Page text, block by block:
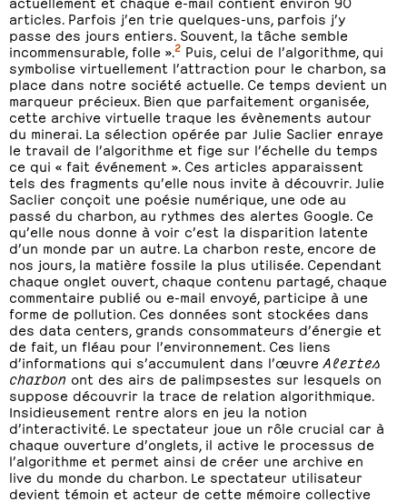
articles. Parfois j’en trie quelques-uns, parfois j’y
passe des jours entiers. Souvent, la tâche semble
incommensurable, folle ». 2 Puis, celui de l’algorithme, qui
symbolise virtuellement l’attraction pour le charbon, sa
place dans notre société actuelle. Ce temps devient un
marqueur précieux. Bien que parfaitement organisée,
cette archive virtuelle traque les évènements autour
du minerai. La sélection opérée par Julie Saclier enraye
le travail de l’algorithme et fige sur l’échelle du temps
ce qui « fait événement ». Ces articles apparaissent
tels des fragments qu’elle nous invite à découvrir. Julie
Saclier conçoit une poésie numérique, une ode au
passé du charbon, au rythmes des alertes Google. Ce
qu’elle nous donne à voir c’est la disparition latente
d’un monde par un autre. La charbon reste, encore de
nos jours, la matière fossile la plus utilisée. Cependant
chaque onglet ouvert, chaque contenu partagé, chaque
commentaire publié ou e-mail envoyé, participe à une
forme de pollution. Ces données sont stockées dans
des data centers, grands consommateurs d’énergie et
de fait, un fléau pour l’environnement. Ces liens
d’informations qui s’accumulent dans l’œuvre Alertes
charbon ont des airs de palimpsestes sur lesquels on
suppose découvrir la trace de relation algorithmique.
Insidieusement rentre alors en jeu la notion
d’interactivité. Le spectateur joue un rôle crucial car à
chaque ouverture d’onglets, il active le processus de
l’algorithme et permet ainsi de créer une archive en
live du monde du charbon. Le spectateur utilisateur
devient témoin et acteur de cette mémoire collective